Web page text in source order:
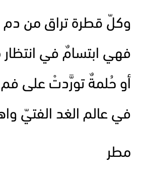
وكلّ قطرة تراق من دم
فهي ابتسامٌ في
أو حُلمةٌ تورَّدتْ على فم
في عالم الغد الفتيّ
مطر